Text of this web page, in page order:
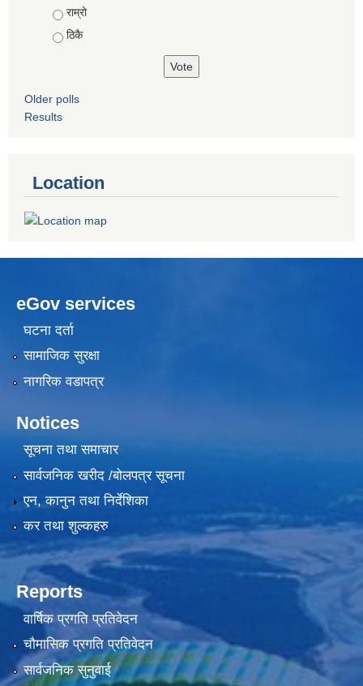
Choices
राम्रो
ठिकै
Older polls
Results
Location
eGov services
घटना दर्ता
सामाजिक सुरक्षा
नागरिक वडापत्र
Notices
सूचना तथा समाचार
सार्वजनिक खरीद /बोलपत्र सूचना
एन, कानुन तथा निर्देशिका
कर तथा शुल्कहरु
Reports
वार्षिक प्रगति प्रतिवेदन
चौमासिक प्रगति प्रतिवेदन
सार्वजनिक सुनुवाई